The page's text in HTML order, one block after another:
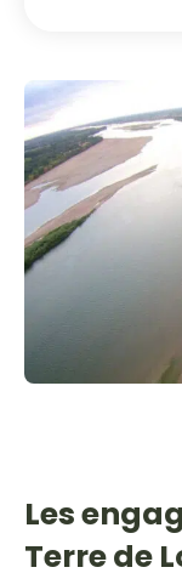
Les
Terre de